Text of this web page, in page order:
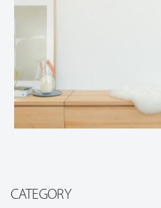
CATEGORY